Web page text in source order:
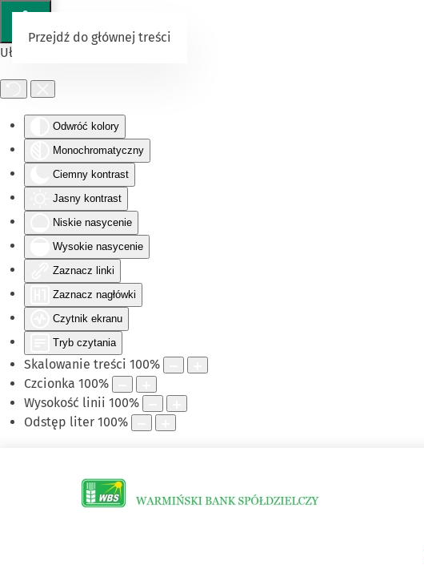
Ułatwienia dostępu
Odwróć kolory
Monochromatyczny
Ciemny kontrast
Jasny kontrast
Niskie nasycenie
Wysokie nasycenie
Zaznacz linki
Zaznacz nagłówki
Czytnik ekranu
Tryb czytania
Skalowanie treści 100%
Czcionka 100%
Wysokość linii 100%
Odstęp liter 100%
Przejdź do głównej treści